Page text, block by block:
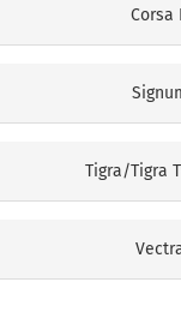
Corsa
Tigra/Tigra